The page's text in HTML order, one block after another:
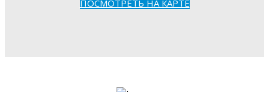
ПОСМОТРЕТЬ НА КАРТЕ